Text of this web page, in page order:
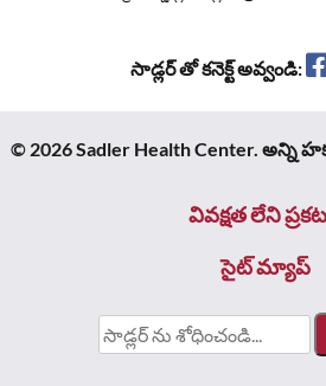
సాడ్లర్ తో కనెక్ట్ అవ్వండి:
© 2026 Sadler Health Center. అన్ని
వివక్షత లేని
సైట్ మ్యాప్
కోసం
శోధించండి: